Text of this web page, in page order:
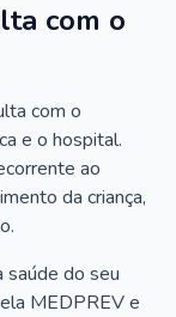
com o
com o
e o hospital.
ao
da criança,
saúde do seu
MEDPREV e